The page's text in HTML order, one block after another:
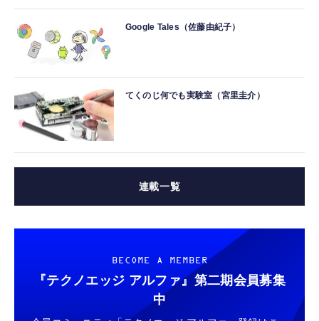
Google Tales（佐藤由紀子）
てくのじ何でも実験室（宮里圭介）
連載一覧
BECOME A MEMBER
『テクノエッジ アルファ』 第二期会員募集
中